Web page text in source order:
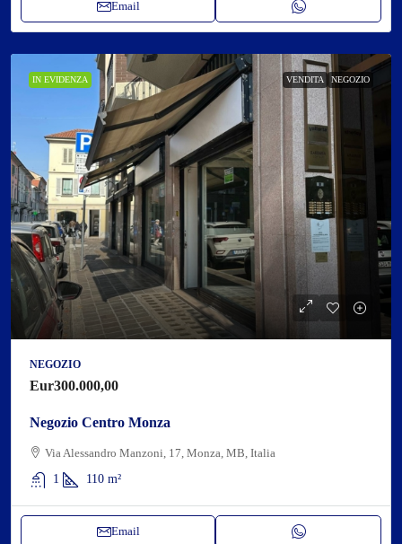
Email
IN EVIDENZA VENDITA NEGOZIO
NEGOZIO
Eur300.000,00
Negozio Centro Monza
Via Alessandro Manzoni, 17, Monza, MB, Italia
1
110 m²
Email